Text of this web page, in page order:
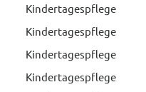
Kindertagespflege
Kindertagespflege
Kindertagespflege
Kindertagespflege